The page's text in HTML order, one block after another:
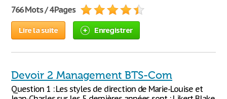
766 Mots / 4 Pages
Lire la suite Enregistrer
Devoir 2 Management BTS-Com
Question 1 : Les styles de direction de Marie-Louise et